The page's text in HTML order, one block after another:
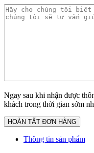
Ngay sau khi nhận được
khách trong thời gian sớm
Thông tin sản phẩm